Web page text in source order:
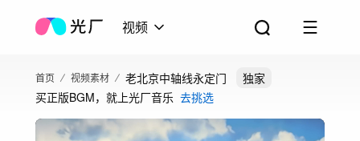
视频
首页 视频素材 老北京中轴线永定门
独家
买正版BGM，就上光厂音乐 去挑选